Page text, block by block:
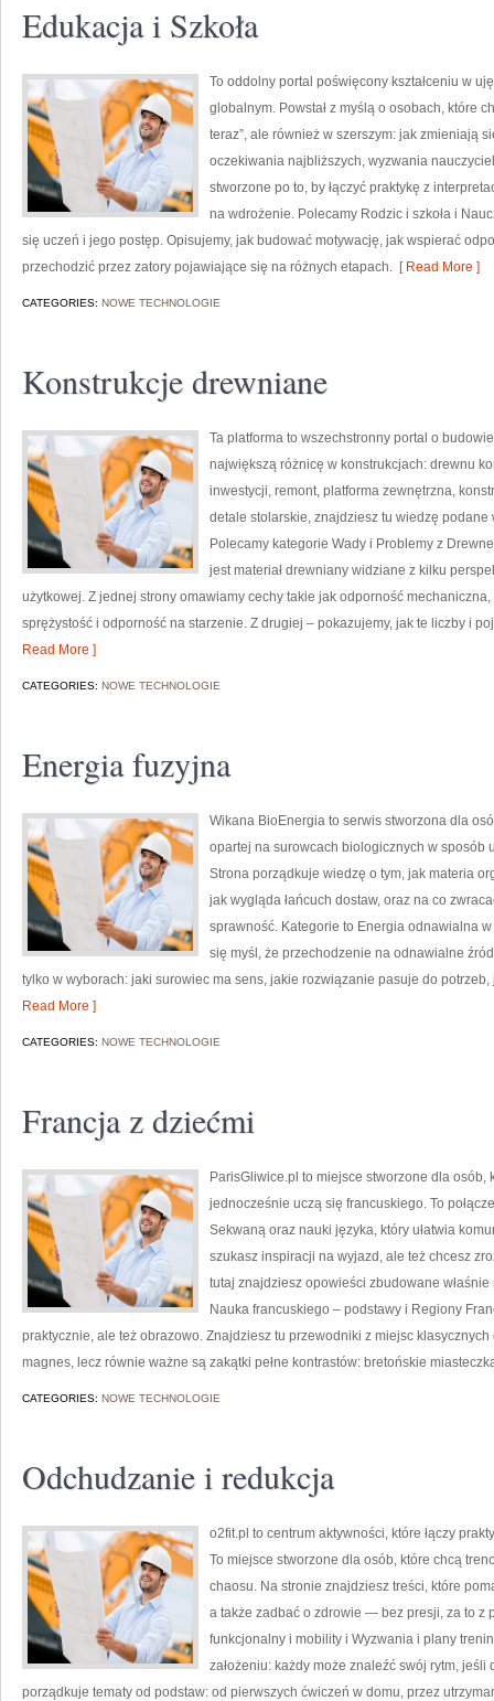
Edukacja i Szkoła
To oddolny portal poświęcony kształceniu w
globalnym. Powstał z myślą o osobach, które
teraz”, ale również w szerszym: jak zmieniają
oczekiwania najbliższych, wyzwania
stworzone po to, by łączyć praktykę z
na wdrożenie. Polecamy Rodzic i szkoła i
się uczeń i jego postęp. Opisujemy, jak budować motywację, jak wspierać
przechodzić przez zatory pojawiające się na różnych etapach. [ Read More ]
CATEGORIES: NOWE TECHNOLOGIE
Konstrukcje drewniane
Ta platforma to wszechstronny portal o
największą różnicę w konstrukcjach: drewnu
inwestycji, remont, platforma zewnętrzna,
detale stolarskie, znajdziesz tu wiedzę
Polecamy kategorie Wady i Problemy z
jest materiał drewniany widziane z kilku
użytkowej. Z jednej strony omawiamy cechy takie jak odporność
sprężystość i odporność na starzenie. Z drugiej – pokazujemy, jak te liczby i
Read More ]
CATEGORIES: NOWE TECHNOLOGIE
Energia fuzyjna
Wikana BioEnergia to serwis stworzona dla
opartej na surowcach biologicznych w sposób
Strona porządkuje wiedzę o tym, jak materia
jak wygląda łańcuch dostaw, oraz na co
sprawność. Kategorie to Energia odnawialna
się myśl, że przechodzenie na odnawialne
tylko w wyborach: jaki surowiec ma sens, jakie rozwiązanie pasuje do
Read More ]
CATEGORIES: NOWE TECHNOLOGIE
Francja z dziećmi
ParisGliwice.pl to miejsce stworzone dla
jednocześnie uczą się francuskiego. To
Sekwaną oraz nauki języka, który ułatwia
szukasz inspiracji na wyjazd, ale też chcesz
tutaj znajdziesz opowieści zbudowane
Nauka francuskiego – podstawy i Regiony
praktycznie, ale też obrazowo. Znajdziesz tu przewodniki z miejsc
magnes, lecz równie ważne są zakątki pełne kontrastów: bretońskie
CATEGORIES: NOWE TECHNOLOGIE
Odchudzanie i redukcja
o2fit.pl to centrum aktywności, które łączy
To miejsce stworzone dla osób, które chcą
chaosu. Na stronie znajdziesz treści, które
a także zadbać o zdrowie — bez presji, za to z
funkcjonalny i mobility i Wyzwania i plany
założeniu: każdy może znaleźć swój rytm,
porządkuje tematy od podstaw: od pierwszych ćwiczeń w domu, przez